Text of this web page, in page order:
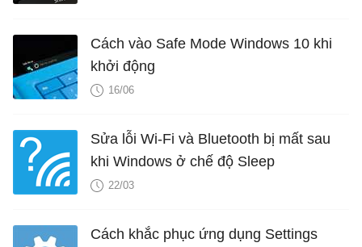
Cách vào Safe Mode Windows 10 khi
khởi động
16/06
Sửa lỗi Wi-Fi và Bluetooth bị mất sau
khi Windows ở chế độ Sleep
22/03
Cách khắc phục ứng dụng Settings